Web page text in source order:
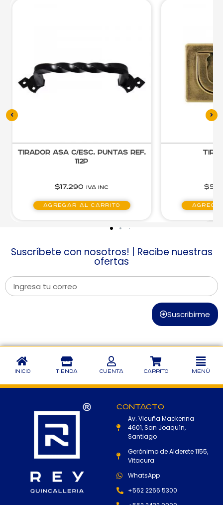
Tirador Asa c/Esc. Puntas Ref.
112P
$17.290 IVA inc
Agregar al carrito
$
Suscríbete con nosotros! | Recibe nuestras
ofertas
Suscribirme
Inicio Tienda Cuenta Carrito Menú
Contacto
Av. Vicuña Mackenna
4601, San Joaquín,
Santiago
Gerónimo de Alderete 1155,
Vitacura
WhatsApp
+562 2266 5300